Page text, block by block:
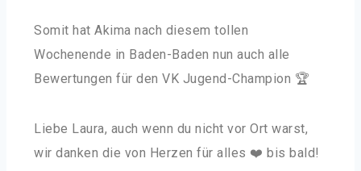
Somit hat Akima nach diesem tollen
Wochenende in Baden-Baden nun auch alle
Bewertungen für den VK Jugend-Champion 🏆
Liebe Laura, auch wenn du nicht vor Ort warst,
wir danken die von Herzen für alles ❤️ bis bald!